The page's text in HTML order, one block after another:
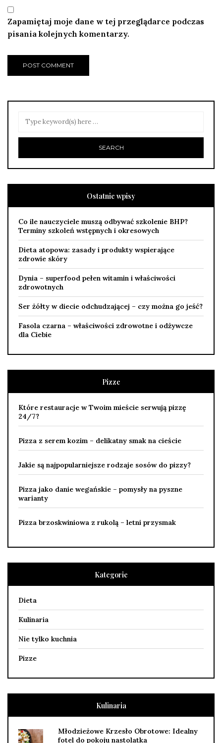
Zapamiętaj moje dane w tej przeglądarce podczas
pisania kolejnych komentarzy.
Ostatnie wpisy
Co ile nauczyciele muszą odbywać szkolenie BHP?
Terminy szkoleń wstępnych i okresowych
Dieta atopowa: zasady i produkty wspierające
zdrowie skóry
Dynia – superfood pełen witamin i właściwości
zdrowotnych
Ser żółty w diecie odchudzającej – czy można go jeść?
Fasola czarna – właściwości zdrowotne i odżywcze
dla Ciebie
Pizze
Które restauracje w Twoim mieście serwują pizzę
24/7?
Pizza z serem kozim – delikatny smak na cieście
Jakie są najpopularniejsze rodzaje sosów do pizzy?
Pizza jako danie wegańskie – pomysły na pyszne
warianty
Pizza brzoskwiniowa z rukolą – letni przysmak
Kategorie
Dieta
Kulinaria
Nie tylko kuchnia
Pizze
Kulinaria
Młodzieżowe Krzesło Obrotowe: Idealny
fotel do pokoju nastolatka